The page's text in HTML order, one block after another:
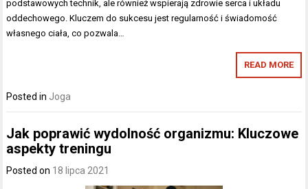
podstawowych technik, ale również wspierają zdrowie serca i układu
oddechowego. Kluczem do sukcesu jest regularność i świadomość
własnego ciała, co pozwala…
READ MORE
Posted in Joga
Jak poprawić wydolność organizmu: Kluczowe
aspekty treningu
Posted on 18 lipca 2021